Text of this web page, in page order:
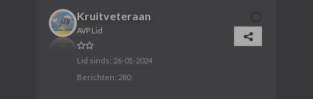
Kruitveteraan
AVP Lid
Lid sinds: 26-01-2024
Berichten: 280